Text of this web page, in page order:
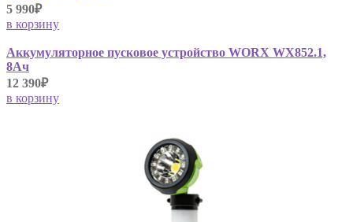
5 990₽
в корзину
Аккумуляторное пусковое устройство WORX WX852.1,
8Ач
12 390₽
в корзину